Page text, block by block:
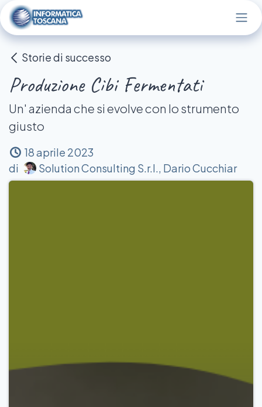
Passa al contenuto
Storie di successo
Produzione Cibi Fermentati
Un' azienda che si evolve con lo strumento
giusto
18 aprile 2023
di
Solution Consulting S.r.l., Dario Cucchiar